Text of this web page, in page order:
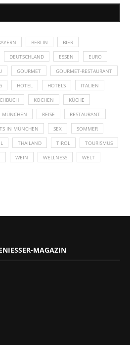
BERLIN BIER
DEUTSCHLAND ESSEN EURO
GOURMET GOURMET-RESTAURANT
HOTEL HOTELS ITALIEN
KOCHEN KÜCHE
MÜNCHEN REISE RESTAURANT
IN MÜNCHEN SEX SOMMER
THAILAND TIROL TOURISMUS
WEIN WELLNESS WELT
MAGAZIN